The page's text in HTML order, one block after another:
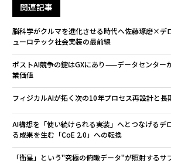
関連記事
脳科学がクルマを進化させる時代へ――佐藤琢磨×
ューロテック社会実装の最前線
ポストAI競争の鍵はGXにあり——データセンター
業価値
フィジカルAIが拓く次の10年――プロセス再設計と
AI構想を「使い続けられる実装」へとつなげる――
る成果を生む「CoE 2.0」への転換
「衛星」という"究極の俯瞰データ"が照射するサ